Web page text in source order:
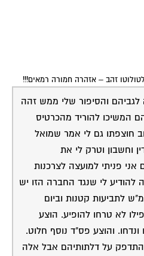
זהב – אזהרה חמורה רמאים!!!
לגביהם והסיפור שלי ממש זהה
המשיכו להוריד מהכרטיס
חוצפתו גם לי אמר שמואל
וחשבון וטרק לי את
פניתי למועצה לצרכנות
להודיע לי שנגד החברה הזו יש
לתביעות קטנות וביום
לא טרחו להופיע. הוצע
והוצע פס"ד נוסף חלוט.
על דלתותיהם אבל אלה